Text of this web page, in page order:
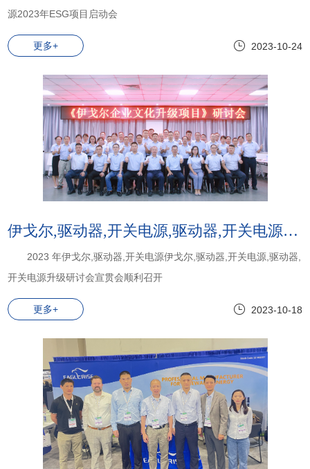
源2023年ESG项目启动会
更多+ 2023-10-24
伊戈尔,驱动器,开关电源,驱动器,开关电源:2023 年伊戈尔,驱动器,开关电源伊戈尔,驱动器,开关电源,驱动器,开关电源升级研讨会宣贯会顺利召开
2023 年伊戈尔,驱动器,开关电源伊戈尔,驱动器,开关电源,驱动器,
开关电源升级研讨会宣贯会顺利召开
更多+ 2023-10-18